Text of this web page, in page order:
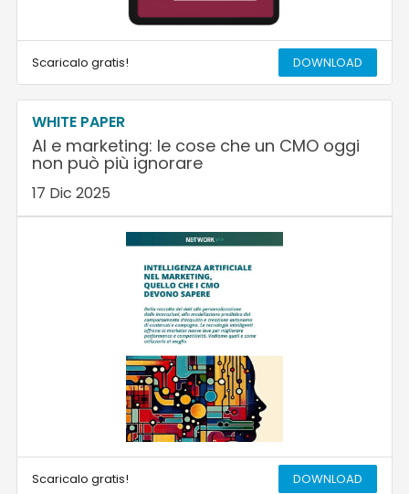
Scaricalo gratis! DOWNLOAD
WHITE PAPER
AI e marketing: le cose che un CMO oggi
non può più ignorare
17 Dic 2025
Scaricalo gratis! DOWNLOAD